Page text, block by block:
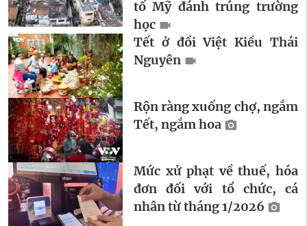
tố Mỹ đánh trúng trường
học
Tết ở đồi Việt Kiều Thái
Nguyên
Rộn ràng xuống chợ, ngắm
Tết, ngắm hoa
Mức xử phạt về thuế, hóa
đơn đối với tổ chức, cá
nhân từ tháng 1/2026